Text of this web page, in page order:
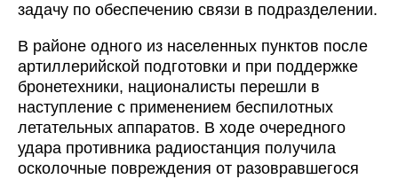
задачу по обеспечению связи в подразделении.
В районе одного из населенных пунктов после
артиллерийской подготовки и при поддержке
бронетехники, националисты перешли в
наступление с применением беспилотных
летательных аппаратов. В ходе очередного
удара противника радиостанция получила
осколочные повреждения от разовравшегося